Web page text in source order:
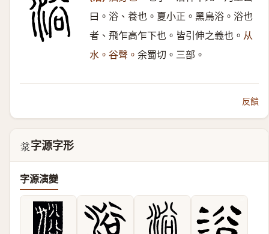
曰。浴、養也。夏小正。黑鳥浴。浴也
者、飛乍高乍下也。皆引伸之義也。 从
水。谷聲。 余蜀切。三部。
反饋
𣴲 字源字形
字源演變